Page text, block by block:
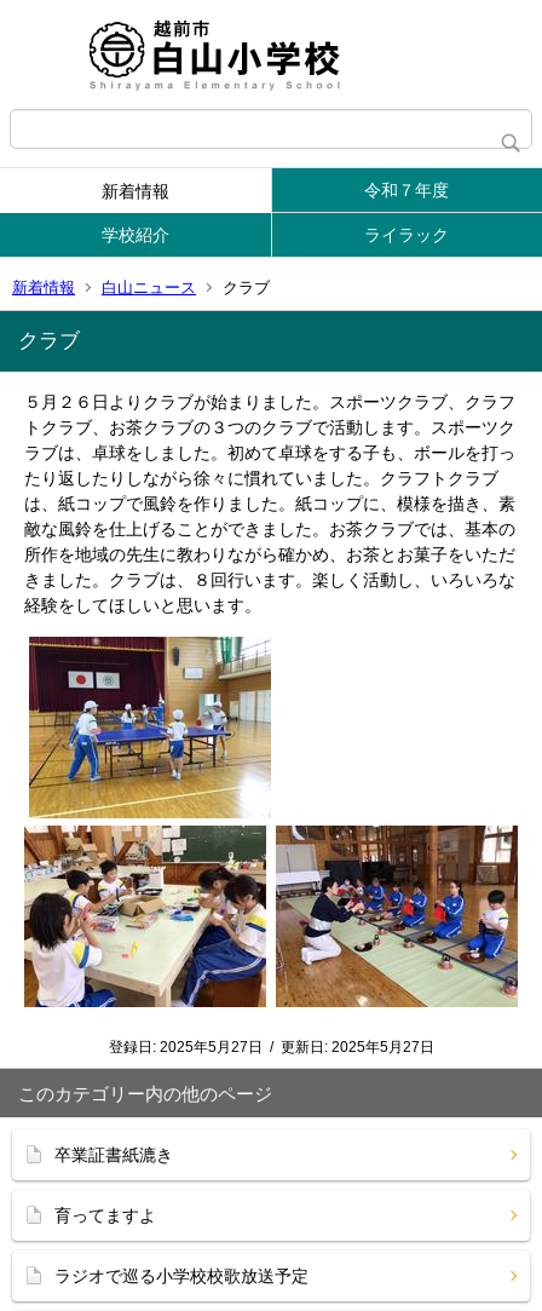
新着情報 令和７年度
学校紹介 ライラック
新着情報 白山ニュース クラブ
クラブ
５月２６日よりクラブが始まりました。スポーツクラブ、クラフ
トクラブ、お茶クラブの３つのクラブで活動します。スポーツク
ラブは、卓球をしました。初めて卓球をする子も、ボールを打っ
たり返したりしながら徐々に慣れていました。クラフトクラブ
は、紙コップで風鈴を作りました。紙コップに、模様を描き、素
敵な風鈴を仕上げることができました。お茶クラブでは、基本の
所作を地域の先生に教わりながら確かめ、お茶とお菓子をいただ
きました。クラブは、８回行います。楽しく活動し、いろいろな
経験をしてほしいと思います。
登録日: 2025年5月27日 / 更新日: 2025年5月27日
このカテゴリー内の他のページ
卒業証書紙漉き
育ってますよ
ラジオで巡る小学校校歌放送予定